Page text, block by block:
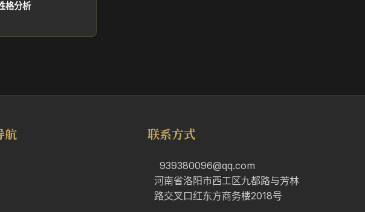
格分析
航 联系方式
939380096@qq.com
河南省洛阳市西工区九都路与芳林
路交叉口红东方商务楼2018号